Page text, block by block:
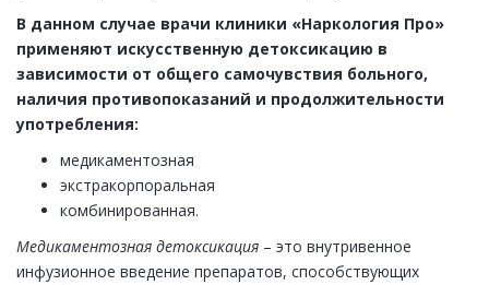
В данном случае врачи клиники «Наркология Про»
применяют искусственную детоксикацию в
зависимости от общего самочувствия больного,
наличия противопоказаний и продолжительности
употребления:
медикаментозная
экстракорпоральная
комбинированная.
Медикаментозная детоксикация – это внутривенное
инфузионное введение препаратов, способствующих